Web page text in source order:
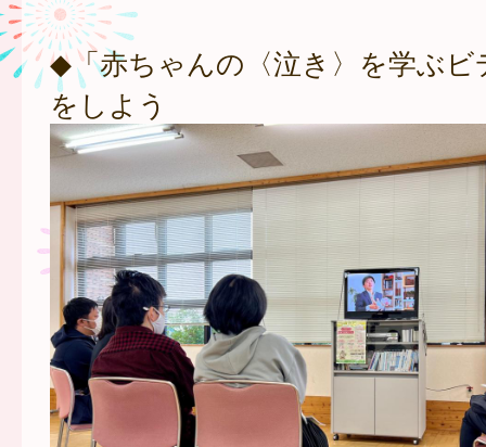
◆「赤ちゃんの〈泣き〉を学ぶビ
をしよう